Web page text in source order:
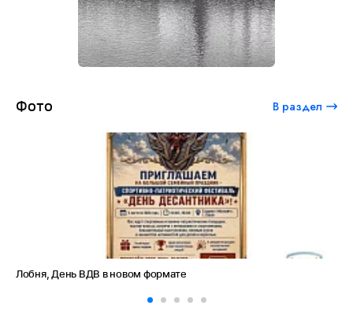
Фото В раздел
Лобня, День ВДВ в новом формате